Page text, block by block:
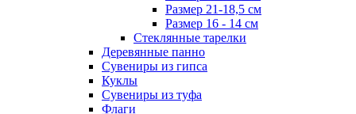
Размер 21-18,5 см
Размер 16 - 14 см
Стеклянные тарелки
Деревянные панно
Сувениры из гипса
Куклы
Сувениры из туфа
Флаги